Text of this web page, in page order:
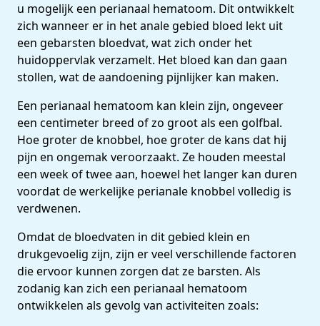
u mogelijk een perianaal hematoom. Dit ontwikkelt
zich wanneer er in het anale gebied bloed lekt uit
een gebarsten bloedvat, wat zich onder het
huidoppervlak verzamelt. Het bloed kan dan gaan
stollen, wat de aandoening pijnlijker kan maken.
Een perianaal hematoom kan klein zijn, ongeveer
een centimeter breed of zo groot als een golfbal.
Hoe groter de knobbel, hoe groter de kans dat hij
pijn en ongemak veroorzaakt. Ze houden meestal
een week of twee aan, hoewel het langer kan duren
voordat de werkelijke perianale knobbel volledig is
verdwenen.
Omdat de bloedvaten in dit gebied klein en
drukgevoelig zijn, zijn er veel verschillende factoren
die ervoor kunnen zorgen dat ze barsten. Als
zodanig kan zich een perianaal hematoom
ontwikkelen als gevolg van activiteiten zoals: